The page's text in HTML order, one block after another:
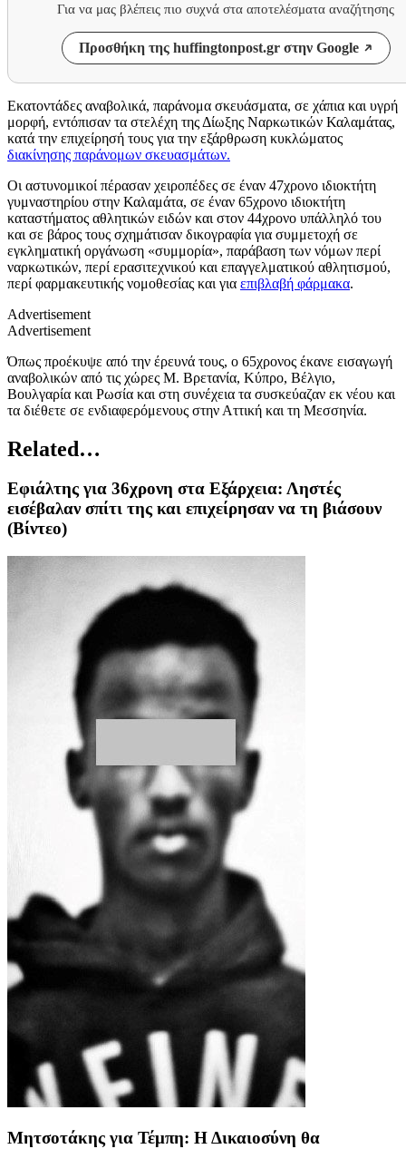
Για να μας βλέπεις πιο συχνά στα αποτελέσματα αναζήτησης
Προσθήκη της huffingtonpost.gr στην Google
Εκατοντάδες αναβολικά, παράνομα σκευάσματα, σε χάπια και υγρή
μορφή, εντόπισαν τα στελέχη της Δίωξης Ναρκωτικών Καλαμάτας,
κατά την επιχείρησή τους για την εξάρθρωση κυκλώματος
διακίνησης παράνομων σκευασμάτων.
Οι αστυνομικοί πέρασαν χειροπέδες σε έναν 47χρονο ιδιοκτήτη
γυμναστηρίου στην Καλαμάτα, σε έναν 65χρονο ιδιοκτήτη
καταστήματος αθλητικών ειδών και στον 44χρονο υπάλληλό του
και σε βάρος τους σχημάτισαν δικογραφία για συμμετοχή σε
εγκληματική οργάνωση «συμμορία», παράβαση των νόμων περί
ναρκωτικών, περί ερασιτεχνικού και επαγγελματικού αθλητισμού,
περί φαρμακευτικής νομοθεσίας και για επιβλαβή φάρμακα.
Advertisement
Advertisement
Όπως προέκυψε από την έρευνά τους, ο 65χρονος έκανε εισαγωγή
αναβολικών από τις χώρες Μ. Βρετανία, Κύπρο, Βέλγιο,
Βουλγαρία και Ρωσία και στη συνέχεια τα συσκεύαζαν εκ νέου και
τα διέθετε σε ενδιαφερόμενους στην Αττική και τη Μεσσηνία.
Related…
Εφιάλτης για 36χρονη στα Εξάρχεια: Ληστές
εισέβαλαν σπίτι της και επιχείρησαν να τη βιάσουν
(Βίντεο)
Μητσοτάκης για Τέμπη: Η Δικαιοσύνη θα